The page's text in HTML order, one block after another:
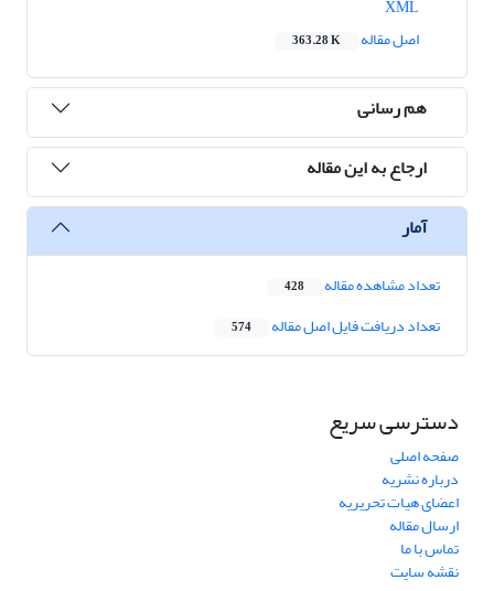
اصل مقاله
363.28 K
هم رسانی
ارجاع به این مقاله
آمار
تعداد مشاهده مقاله 428
تعداد دریافت فایل اصل مقاله 574
دسترسی سریع
صفحه اصلی
درباره نشریه
اعضای هیات تحریریه
ارسال مقاله
تماس با ما
نقشه سایت